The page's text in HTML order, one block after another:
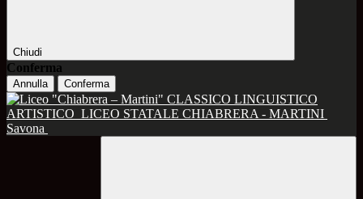
Chiudi
Conferma
Annulla Conferma
CLASSICO LINGUISTICO
ARTISTICO LICEO STATALE CHIABRERA - MARTINI
Savona